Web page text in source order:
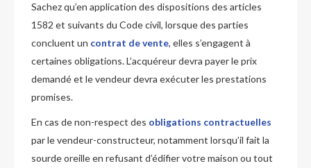
Sachez qu’en application des dispositions des articles
1582 et suivants du Code civil, lorsque des parties
concluent un contrat de vente, elles s’engagent à
certaines obligations. L’acquéreur devra payer le prix
demandé et le vendeur devra exécuter les prestations
promises.
En cas de non-respect des obligations contractuelles
par le vendeur-constructeur, notamment lorsqu’il fait la
sourde oreille en refusant d’édifier votre maison ou tout